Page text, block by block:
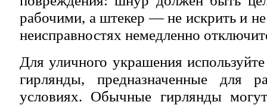
рабочими, а штекер — не искрить и
неисправностях немедленно
Для уличного украшения
гирлянды, предназначенные для
условиях. Обычные гирлянды